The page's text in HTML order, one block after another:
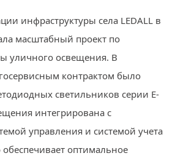
инфраструктуры села LEDALL в
масштабный проект по
уличного освещения. В
контрактом было
светильников серии E-
интегрирована с
управления и системой учета
обеспечивает оптимальное